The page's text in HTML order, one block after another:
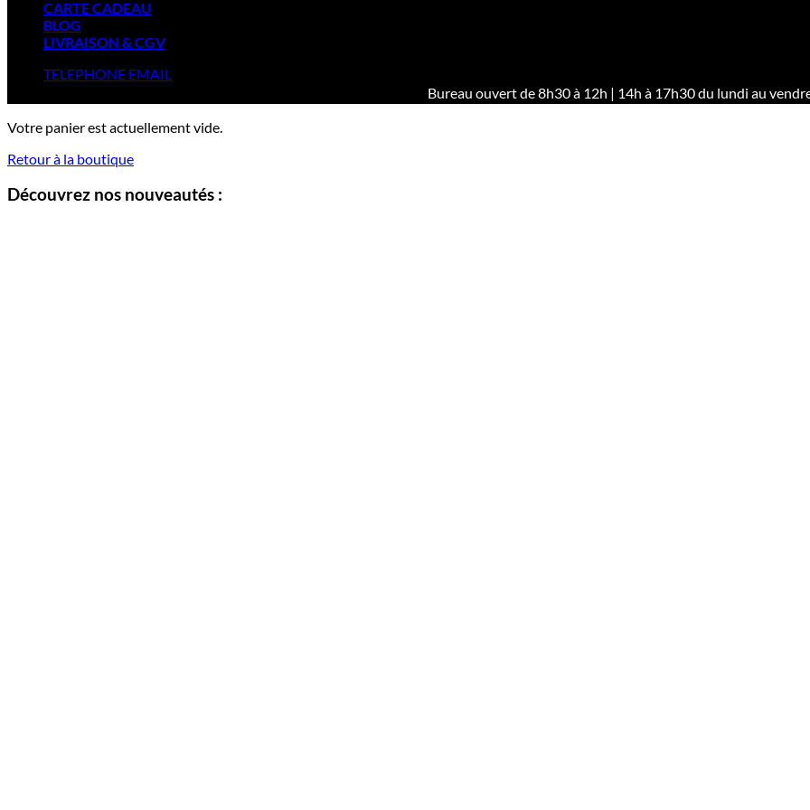
CARTE CADEAU
BLOG
LIVRAISON & CGV
TELEPHONE EMAIL
Bureau ouvert de 8h30 à 12h | 14h à 17h30 du lundi au
Votre panier est actuellement vide.
Retour à la boutique
Découvrez nos nouveautés :